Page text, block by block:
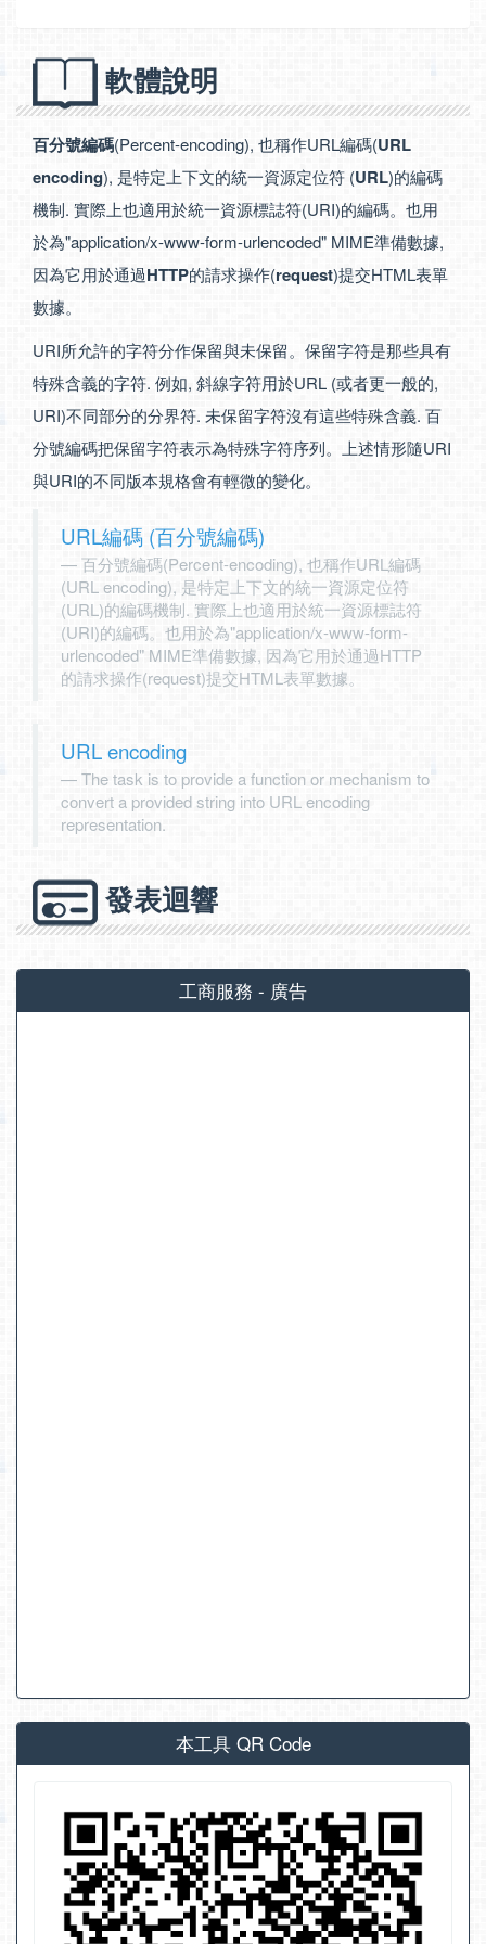
軟體說明
百分號編碼(Percent-encoding), 也稱作URL編碼(URL
encoding), 是特定上下文的統一資源定位符 (URL)的編碼
機制. 實際上也適用於統一資源標誌符(URI)的編碼。也用
於為"application/x-www-form-urlencoded" MIME準備數據,
因為它用於通過HTTP的請求操作(request)提交HTML表單
數據。
URI所允許的字符分作保留與未保留。保留字符是那些具有
特殊含義的字符. 例如, 斜線字符用於URL (或者更一般的,
URI)不同部分的分界符. 未保留字符沒有這些特殊含義. 百
分號編碼把保留字符表示為特殊字符序列。上述情形隨URI
與URI的不同版本規格會有輕微的變化。
URL編碼 (百分號編碼)
百分號編碼(Percent-encoding), 也稱作URL編碼
(URL encoding), 是特定上下文的統一資源定位符
(URL)的編碼機制. 實際上也適用於統一資源標誌符
(URI)的編碼。也用於為"application/x-www-form-
urlencoded" MIME準備數據, 因為它用於通過HTTP
的請求操作(request)提交HTML表單數據。
URL encoding
The task is to provide a function or mechanism to
convert a provided string into URL encoding
representation.
發表迴響
工商服務 - 廣告
本工具 QR Code